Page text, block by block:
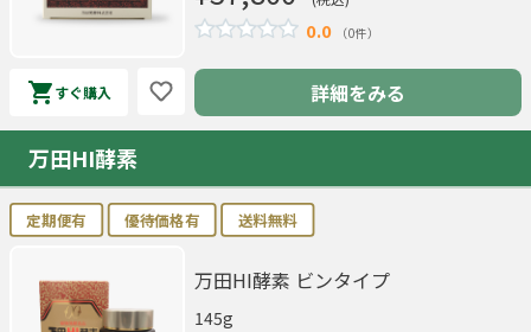
0.0 （0件）
すぐ購入 詳細をみる
万田HI酵素
定期便有 優待価格有 送料無料
万田HI酵素 ビンタイプ
145g